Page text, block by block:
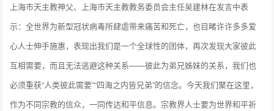
上海市天主教神父、上海市天主教教务委员会主任吴建林在发言中表
示：全世界为新型冠状病毒所肆虐带来痛苦和死亡，也目睹许许多多爱
心人士伸手施惠，表现出我们是一个全球性的团体，再次发现大家彼此
互相需要，而且无法逃避这种关系——彼此为弟兄姊妹的关系，我们也
必须重获“人类彼此需要”“四海之内皆兄弟”的信念。今天我们聚在这里，
作为不同宗教的信众，一同传达和平信息。宗教界人士要为世界和平祈